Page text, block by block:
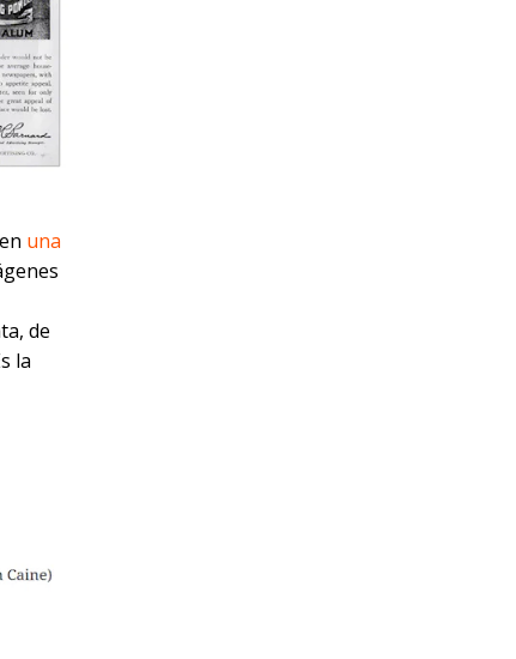
una
de
la